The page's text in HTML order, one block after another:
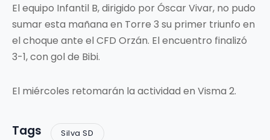
El equipo Infantil B, dirigido por Óscar Vivar, no pudo
sumar esta mañana en Torre 3 su primer triunfo en
el choque ante el CFD Orzán. El encuentro finalizó
3-1, con gol de Bibi.
El miércoles retomarán la actividad en Visma 2.
Tags Silva SD